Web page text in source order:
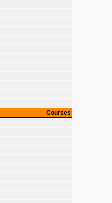
Courses